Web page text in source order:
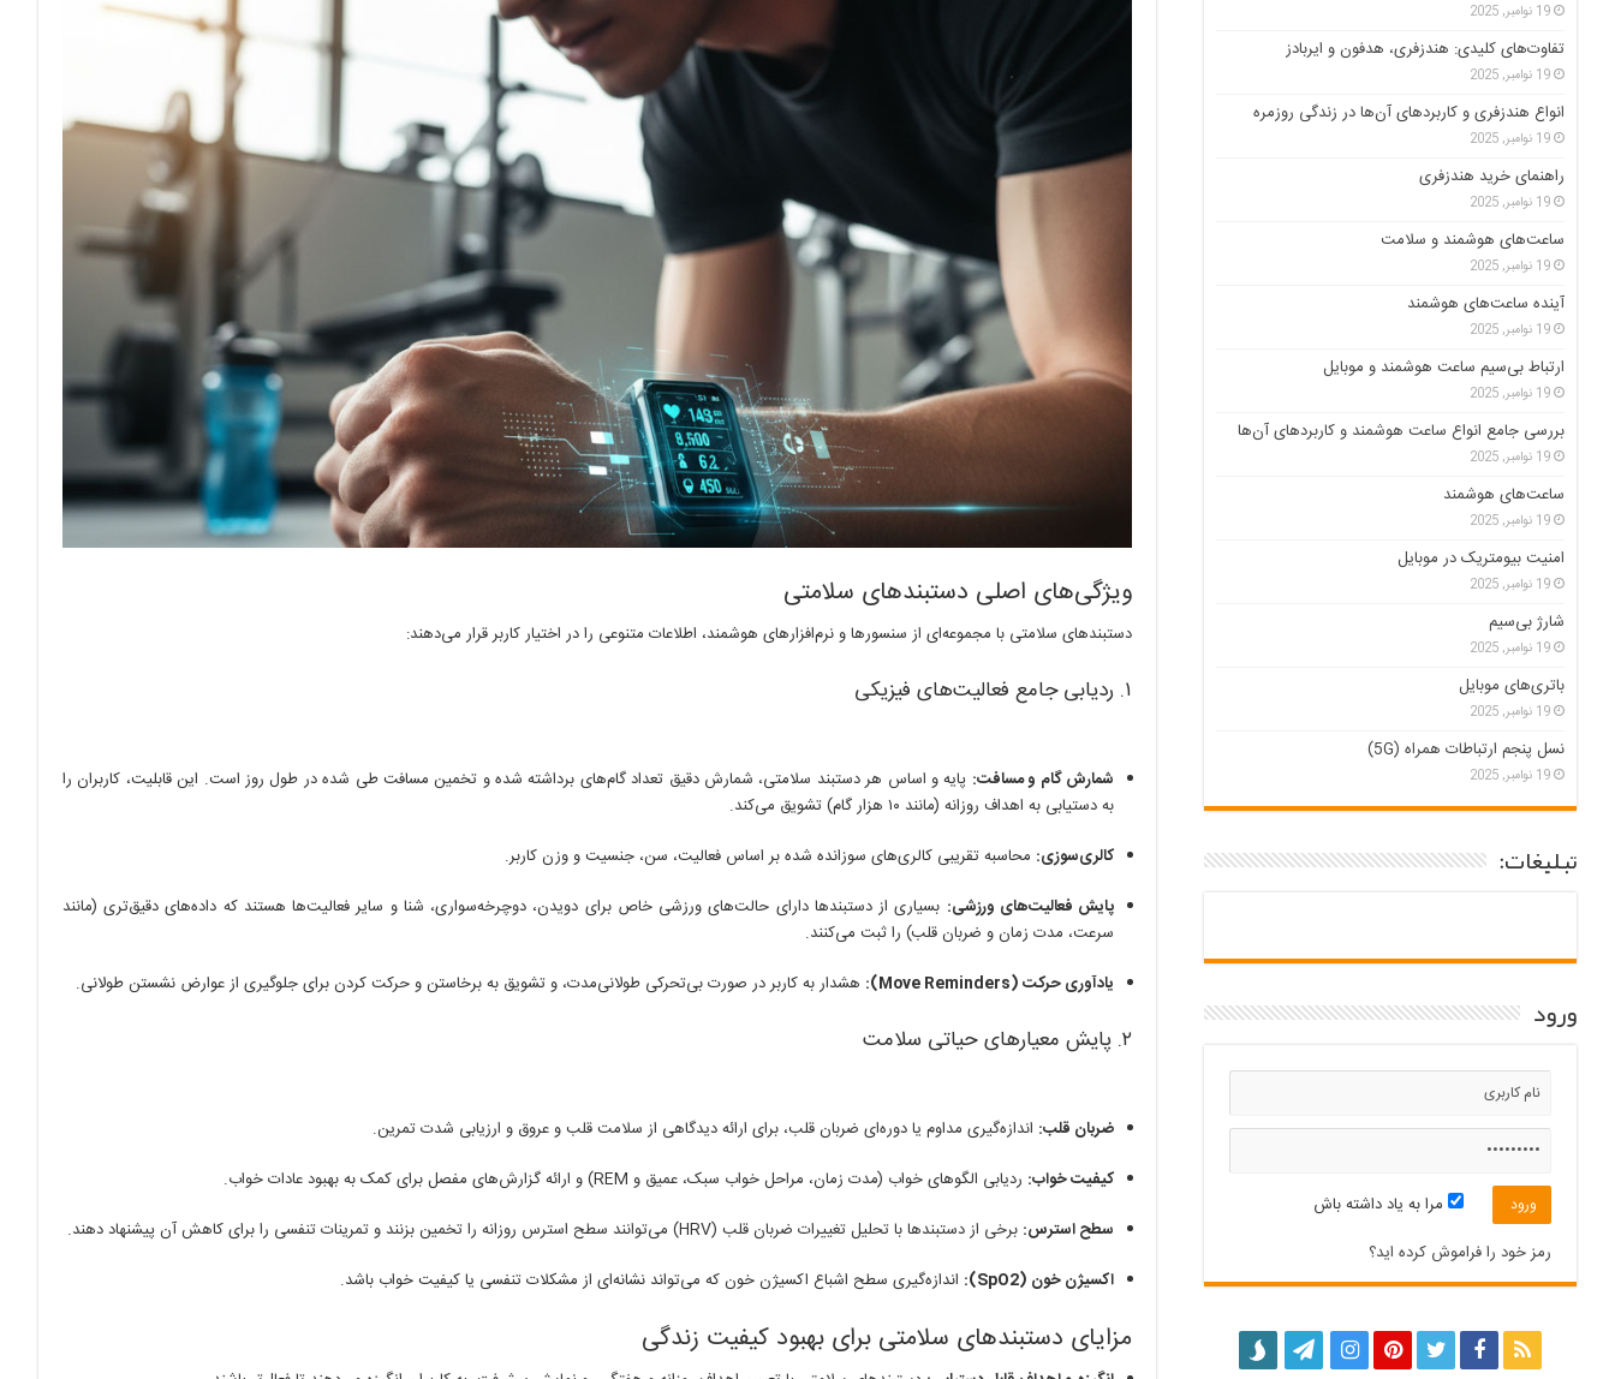
ویژگی‌های اصلی دستبندهای سلامتی
دستبندهای سلامتی با مجموعه‌ای از سنسورها و نرم‌افزارهای هوشمند، اطلاعات متنوعی را در اختیار کاربر قرار می‌دهند:
۱. ردیابی جامع فعالیت‌های فیزیکی
شمارش گام و مسافت: پایه و اساس هر دستبند سلامتی، شمارش دقیق تعداد گام‌های برداشته شده و تخمین مسافت طی شده در طول روز است. این قابلیت، کاربران را
به دستیابی به اهداف روزانه (مانند ۱۰ هزار گام) تشویق می‌کند.
کالری‌سوزی: محاسبه تقریبی کالری‌های سوزانده شده بر اساس فعالیت، سن، جنسیت و وزن کاربر.
پایش فعالیت‌های ورزشی: بسیاری از دستبندها دارای حالت‌های ورزشی خاص برای دویدن، دوچرخه‌سواری، شنا و سایر فعالیت‌ها هستند که داده‌های دقیق‌تری (مانند
سرعت، مدت زمان و ضربان قلب) را ثبت می‌کنند.
یادآوری حرکت (Move Reminders):
هشدار به کاربر در صورت بی‌تحرکی طولانی‌مدت، و تشویق به برخاستن و حرکت کردن برای جلوگیری از عوارض نشستن طولانی.
۲. پایش معیارهای حیاتی سلامت
ضربان قلب: اندازه‌گیری مداوم یا دوره‌ای ضربان قلب، برای ارائه دیدگاهی از سلامت قلب و عروق و ارزیابی شدت تمرین.
کیفیت خواب: ردیابی الگوهای خواب (مدت زمان، مراحل خواب سبک، عمیق و REM) و ارائه گزارش‌های مفصل برای کمک به بهبود عادات خواب.
سطح استرس: برخی از دستبندها با تحلیل تغییرات ضربان قلب (HRV) می‌توانند سطح استرس روزانه را تخمین بزنند و تمرینات تنفسی را برای کاهش آن پیشنهاد دهند.
اکسیژن خون (SpO2):
اندازه‌گیری سطح اشباع اکسیژن خون که می‌تواند نشانه‌ای از مشکلات تنفسی یا کیفیت خواب باشد.
مزایای دستبندهای سلامتی برای بهبود کیفیت زندگی
19 نوامبر, 2025
تفاوت‌های کلیدی: هندزفری، هدفون و ایربادز
19 نوامبر, 2025
انواع هندزفری و کاربردهای آن‌ها در زندگی روزمره
19 نوامبر, 2025
راهنمای خرید هندزفری
19 نوامبر, 2025
ساعت‌های هوشمند و سلامت
19 نوامبر, 2025
آینده ساعت‌های هوشمند
19 نوامبر, 2025
ارتباط بی‌سیم ساعت هوشمند و موبایل
19 نوامبر, 2025
بررسی جامع انواع ساعت هوشمند و کاربردهای آن‌ها
19 نوامبر, 2025
ساعت‌های هوشمند
19 نوامبر, 2025
امنیت بیومتریک در موبایل
19 نوامبر, 2025
شارژ بی‌سیم
19 نوامبر, 2025
باتری‌های موبایل
19 نوامبر, 2025
نسل پنجم ارتباطات همراه (5G)
19 نوامبر, 2025
تبلیغات:
ورود
مرا به یاد داشته باش
رمز خود را فراموش کرده اید؟